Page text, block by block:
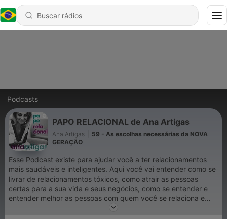
Podcasts
PAPO RELACIONAL de Ana Artigas
Ana Artigas
59 - As escolhas necessárias da NOVA
GERAÇÃO
Esse Podcast existe para ajudar você a ter relacionamentos
mais saudáveis e inteligentes. Aqui você vai entender como se
livrar de relacionamentos tóxicos, como atrair as pessoas
certas para a sua vida e seus negócios, como se entender e
entender melhor as pessoas com quem você se relaciona e
também como negociar com pessoas e estilos diferentes dos